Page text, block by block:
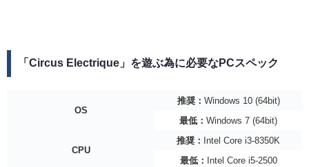
「Circus Electrique」を遊ぶ為に必要なPCスペック
OS
推奨： Windows 10 (64bit)
最低： Windows 7 (64bit)
CPU
推奨： Intel Core i3-8350K
最低： Intel Core i5-2500